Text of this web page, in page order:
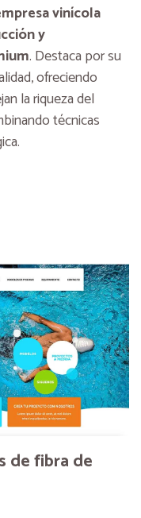
vinícola
y
. Destaca por su
ofreciendo
la riqueza del
técnicas
de fibra de